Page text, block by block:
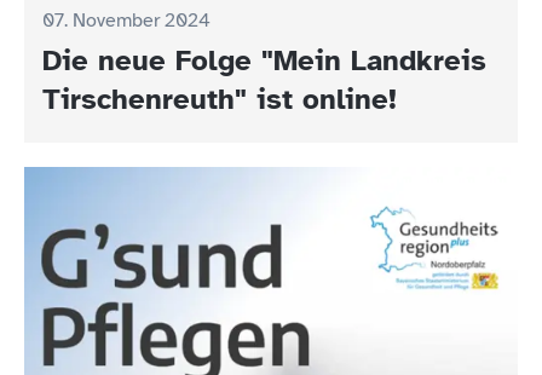
07. November 2024
Die neue Folge "Mein Landkreis
Tirschenreuth" ist online!